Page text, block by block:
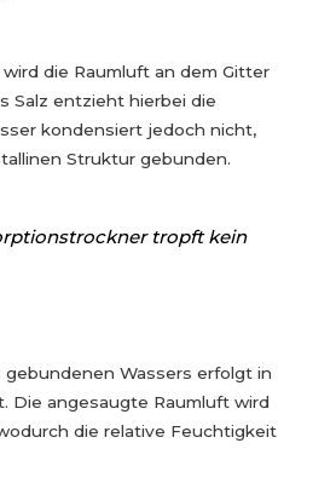
die Raumluft an dem Gitter
Salz entzieht hierbei die
kondensiert jedoch nicht,
Struktur gebunden.
tropft kein
Wassers erfolgt in
Die angesaugte Raumluft wird
die relative Feuchtigkeit